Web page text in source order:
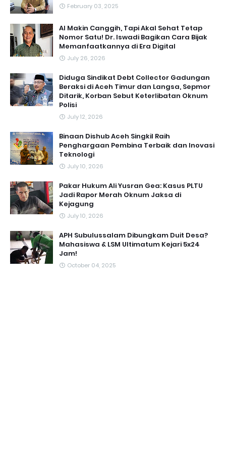
February 03, 2025
AI Makin Canggih, Tapi Akal Sehat Tetap
Nomor Satu! Dr. Iswadi Bagikan Cara Bijak
Memanfaatkannya di Era Digital
July 26, 2026
Diduga Sindikat Debt Collector Gadungan
Beraksi di Aceh Timur dan Langsa, Sepmor
Ditarik, Korban Sebut Keterlibatan Oknum
Polisi
July 12, 2026
Binaan Dishub Aceh Singkil Raih
Penghargaan Pembina Terbaik dan Inovasi
Teknologi
July 10, 2026
Pakar Hukum Ali Yusran Gea: Kasus PLTU
Jadi Rapor Merah Oknum Jaksa di
Kejagung
July 10, 2026
APH Subulussalam Dibungkam Duit Desa?
Mahasiswa & LSM Ultimatum Kejari 5x24
Jam!
October 04, 2025